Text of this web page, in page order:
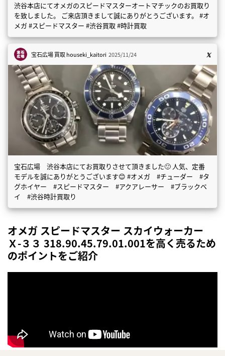
渋谷本店にてオメガのスピードマスターオートマチックのお買取り
を致しました。 ご来店頂きまして誠にありがとうございます。 #オ
メガ #スピードマスター #渋谷買取 #時計買取
宝石広場 買取houseki_kaitori 2025/11/24
宝石広場 渋谷本店にてお買取りさせて頂きました🙂 人気、定番
モデルを誠にありがとうございます😊 #オメガ #チューダー #タ
グホイヤー #スピードマスター #アクアレーサー #ブラックベ
イ #渋谷時計買取り
オメガ スピードマスター スカイウォーカー
Ｘ-３３ 318.90.45.79.01.001を高く売るため
のポイントをご紹介